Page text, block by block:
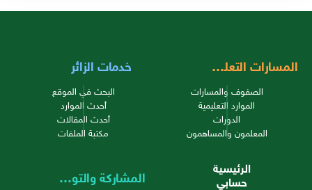
المسارات التعليمية
الصفوف والمسارات
الموارد التعليمية
الدورات
المعلمون والمساهمون
خدمات الزائر
البحث في الموقع
أحدث الموارد
أحدث المقالات
مكتبة الملفات
الرئيسية
حسابي المشاركة والتواصل